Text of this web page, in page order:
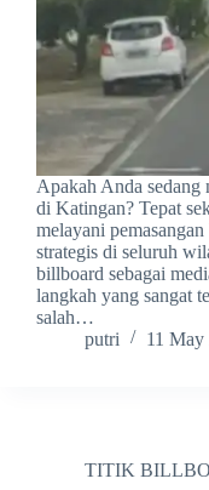
Apakah Anda sedang
di Katingan? Tepat
melayani
strategis di seluruh
billboard sebagai
langkah yang sangat
salah…
putri
11 May
TITIK